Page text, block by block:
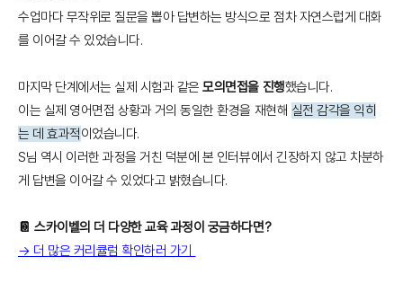
수업마다 무작위로 질문을 뽑아 답변하는 방식으로 점차 자연스럽게 대화
를 이어갈 수 있었습니다.
마지막 단계에서는 실제 시험과 같은모의면접을 진행했습니다.
이는 실제 영어면접 상황과 거의 동일한 환경을 재현해 실전 감각을 익히
는 데 효과적이었습니다.
S님 역시 이러한 과정을 거친 덕분에 본 인터뷰에서 긴장하지 않고 차분하
게 답변을 이어갈 수 있었다고 밝혔습니다.
📔 스카이벨의 더 다양한 교육 과정이 궁금하다면?
→ 더 많은 커리큘럼 확인하러 가기